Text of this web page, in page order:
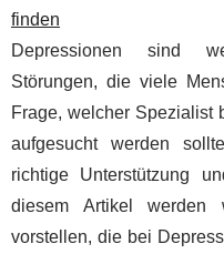
finden
Depressionen sind
Störungen, die viele
Frage, welcher Spezialist
aufgesucht werden
richtige Unterstützung
diesem Artikel werden
vorstellen, die bei